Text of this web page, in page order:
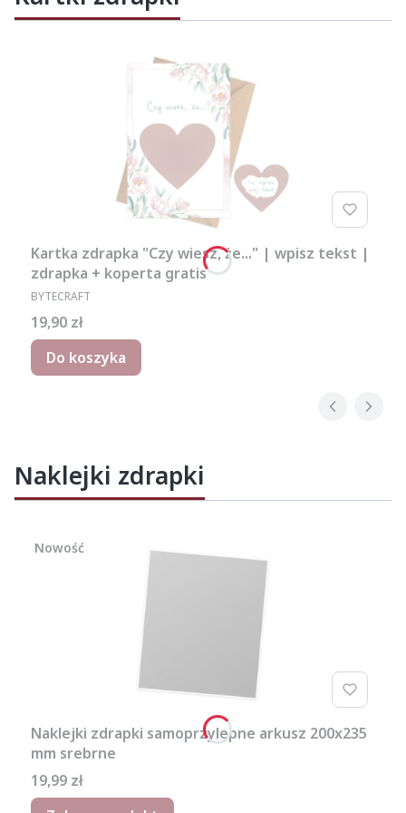
Kartka zdrapka "Czy wiesz, że..." | wpisz tekst |
zdrapka + koperta gratis
PRODUCENT
BYTECRAFT
Cena
19,90 zł
Do koszyka
Naklejki zdrapki
Nowość
Naklejki zdrapki samoprzylepne arkusz 200x235
mm srebrne
Cena
19,99 zł